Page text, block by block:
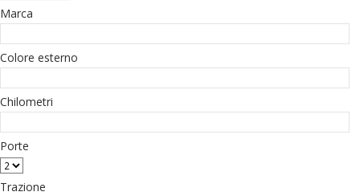
Marca
Colore esterno
Chilometri
Porte
Trazione